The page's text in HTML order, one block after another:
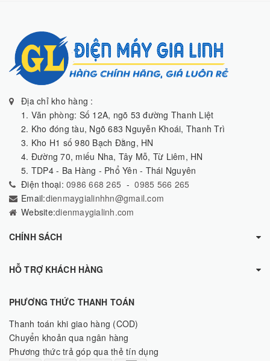
Địa chỉ kho hàng :
1. Văn phòng: Số 12A, ngõ 53 đường Thanh Liệt
2. Kho đóng tàu, Ngõ 683 Nguyễn Khoái, Thanh Trì
3. Kho H1 số 980 Bạch Đằng, HN
4. Đường 70, miếu Nha, Tây Mỗ, Từ Liêm, HN
5. TDP4 - Ba Hàng - Phổ Yên - Thái Nguyên
Điện thoại: 0986 668 265 -0985 566 265
Email:dienmaygialinhhn@gmail.com
Website:dienmaygialinh.com
CHÍNH SÁCH
HỖ TRỢ KHÁCH HÀNG
PHƯƠNG THỨC THANH TOÁN
Thanh toán khi giao hàng (COD)
Chuyển khoản qua ngân hàng
Phương thức trả góp qua thẻ tín dụng